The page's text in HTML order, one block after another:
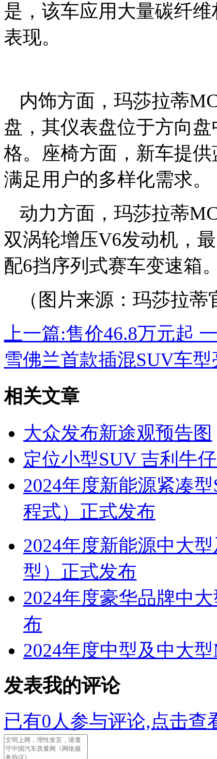
是，该车应用大量碳纤
表现。
内饰方面，玛莎拉蒂
盘，其仪表盘位于方向
格。座椅方面，新车提
满足用户的多样化需求。
动力方面，玛莎拉蒂
双涡轮增压V6发动机，
配6挡序列式赛车变速箱
（图片来源：玛莎拉蒂
上一篇:售价46.8万元起
雪佛兰首款插混SUV车型
相关文章
大众发布新途观预告图
定位小型SUV 吉利牛
2024年度新能源紧凑
程式）正式发布
2024年度新能源中大
型）正式发布
2024年度豪华品牌中
布
2024年度中型及中大
发表我的评论
已有0 人参与评论,点击查